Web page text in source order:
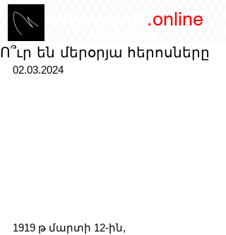
.online
Ո՞ւր են մերօրյա հերոսները
02.03.2024
1919 թ մարտի 12-ին,